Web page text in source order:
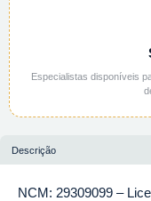
Especialistas disponíveis
Descrição
NCM: 29309099 –